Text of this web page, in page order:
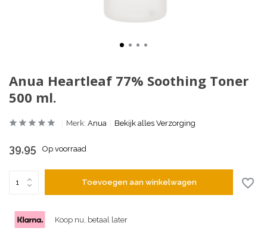
Anua Heartleaf 77% Soothing Toner
500 ml.
Merk: Anua Bekijk alles Verzorging
39,95 Op voorraad
Toevoegen aan winkelwagen
Koop nu, betaal later